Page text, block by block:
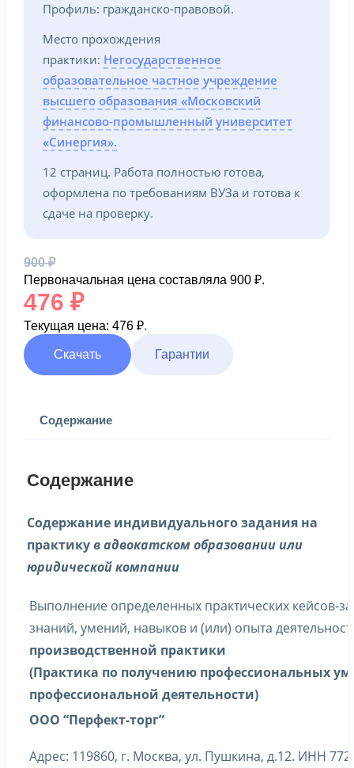
Профиль: гражданско-правовой.
Место прохождения
практики: Негосударственное
образовательное частное учреждение
высшего образования «Московский
финансово-промышленный университет
«Синергия».
12 страниц. Работа полностью готова,
оформлена по требованиям ВУЗа и готова к
сдаче на проверку.
900₽
Первоначальная цена составляла 900 ₽.
476 ₽
Текущая цена: 476 ₽.
Скачать Гарантии
Содержание
Содержание
Содержание индивидуального задания на
практикув адвокатском образовании или
юридической компании
Выполнение определенных практических кейсов-
знаний, умений, навыков и (или) опыта
производственной практики
(Практика по получению профессиональных
профессиональной деятельности)
ООО “Перфект-торг”
Адрес: 119860, г. Москва, ул. Пушкина, д.12. ИНН